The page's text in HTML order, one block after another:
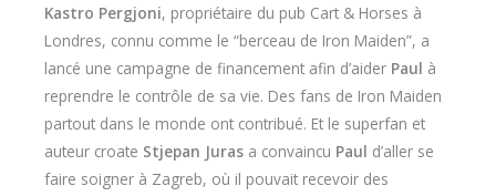
Kastro Pergjoni, propriétaire du pub Cart & Horses à
Londres, connu comme le “berceau de Iron Maiden”, a
lancé une campagne de financement afin d’aider Paul à
reprendre le contrôle de sa vie. Des fans de Iron Maiden
partout dans le monde ont contribué. Et le superfan et
auteur croate Stjepan Juras a convaincu Paul d’aller se
faire soigner à Zagreb, où il pouvait recevoir des